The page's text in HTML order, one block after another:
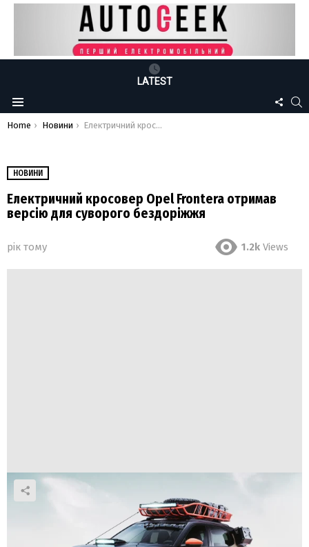
LATEST
Menu
US
You are here:
Home Новини Електричний кросовер Opel Frontera отримав версію для суворого бездоріжжя
НОВИНИ
Електричний кросовер Opel Frontera отримав
версію для суворого бездоріжжя
рік тому 1.2k Views